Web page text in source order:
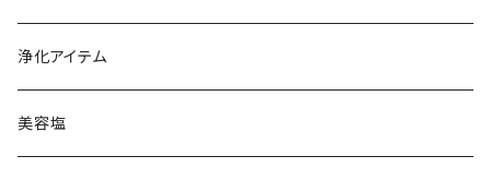
コーラル
レッド
カマルグ
ゲランド
イタリア岩塩
ギリシャ天日塩
浄化アイテム
美容塩